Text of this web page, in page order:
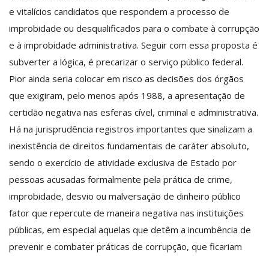
e vitalícios candidatos que respondem a processo de
improbidade ou desqualificados para o combate à corrupção
e à improbidade administrativa. Seguir com essa proposta é
subverter a lógica, é precarizar o serviço público federal.
Pior ainda seria colocar em risco as decisões dos órgãos
que exigiram, pelo menos após 1988, a apresentação de
certidão negativa nas esferas cível, criminal e administrativa.
Há na jurisprudência registros importantes que sinalizam a
inexistência de direitos fundamentais de caráter absoluto,
sendo o exercício de atividade exclusiva de Estado por
pessoas acusadas formalmente pela prática de crime,
improbidade, desvio ou malversação de dinheiro público
fator que repercute de maneira negativa nas instituições
públicas, em especial aquelas que detêm a incumbência de
prevenir e combater práticas de corrupção, que ficariam